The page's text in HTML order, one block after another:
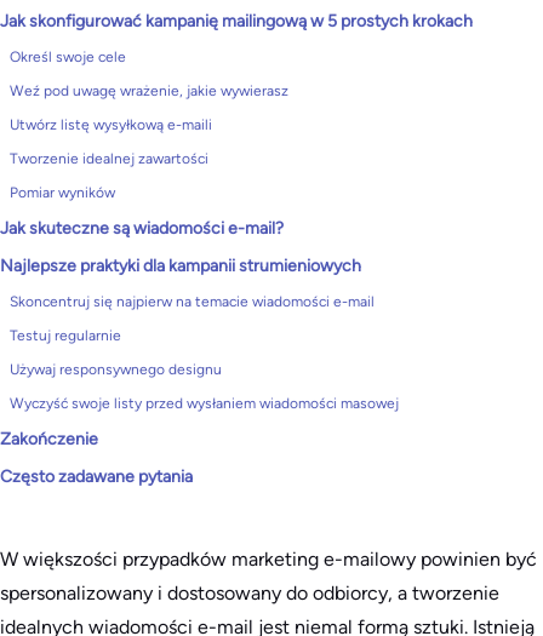
Jak skonfigurować kampanię mailingową w 5 prostych krokach
Określ swoje cele
Weź pod uwagę wrażenie, jakie wywierasz
Utwórz listę wysyłkową e-maili
Tworzenie idealnej zawartości
Pomiar wyników
Jak skuteczne są wiadomości e-mail?
Najlepsze praktyki dla kampanii strumieniowych
Skoncentruj się najpierw na temacie wiadomości e-mail
Testuj regularnie
Używaj responsywnego designu
Wyczyść swoje listy przed wysłaniem wiadomości masowej
Zakończenie
Często zadawane pytania
W większości przypadków marketing e-mailowy powinien być
spersonalizowany i dostosowany do odbiorcy, a tworzenie
idealnych wiadomości e-mail jest niemal formą sztuki. Istnieją